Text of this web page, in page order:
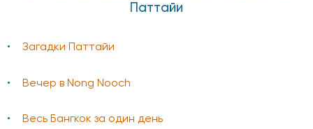
Паттайи
Загадки Паттайи
Вечер в Nong Nooch
Весь Бангкок за один день